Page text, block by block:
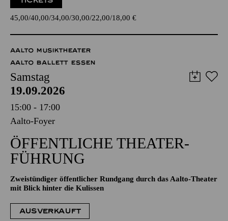
45,00 40,00 34,00 30,00 22,00 18,00 €
AALTO MUSIKTHEATER
AALTO BALLETT ESSEN
Samstag
19.09.2026
15:00 - 17:00
Aalto-Foyer
ÖFFENTLICHE THEATER­
FÜHRUNG
Zweistündiger öffentlicher Rundgang durch das Aalto-Theater
mit Blick hinter die Kulissen
AUSVERKAUFT